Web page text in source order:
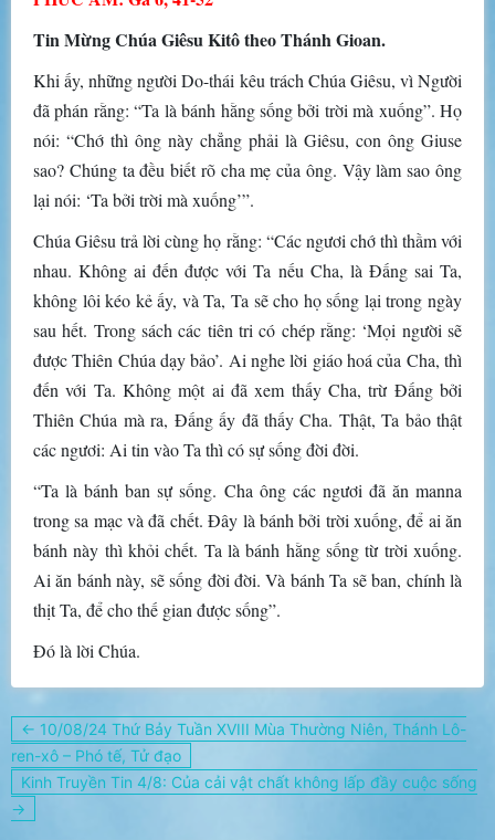
Tin Mừng Chúa Giêsu Kitô theo Thánh Gioan.
Khi ấy, những người Do-thái kêu trách Chúa Giêsu, vì Người
đã phán rằng: “Ta là bánh hằng sống bởi trời mà xuống”. Họ
nói: “Chớ thì ông này chẳng phải là Giêsu, con ông Giuse
sao? Chúng ta đều biết rõ cha mẹ của ông. Vậy làm sao ông
lại nói: ‘Ta bởi trời mà xuống’”.
Chúa Giêsu trả lời cùng họ rằng: “Các ngươi chớ thì thầm với
nhau. Không ai đến được với Ta nếu Cha, là Ðấng sai Ta,
không lôi kéo kẻ ấy, và Ta, Ta sẽ cho họ sống lại trong ngày
sau hết. Trong sách các tiên tri có chép rằng: ‘Mọi người sẽ
được Thiên Chúa dạy bảo’. Ai nghe lời giáo hoá của Cha, thì
đến với Ta. Không một ai đã xem thấy Cha, trừ Ðấng bởi
Thiên Chúa mà ra, Ðấng ấy đã thấy Cha. Thật, Ta bảo thật
các ngươi: Ai tin vào Ta thì có sự sống đời đời.
“Ta là bánh ban sự sống. Cha ông các ngươi đã ăn manna
trong sa mạc và đã chết. Ðây là bánh bởi trời xuống, để ai ăn
bánh này thì khỏi chết. Ta là bánh hằng sống từ trời xuống.
Ai ăn bánh này, sẽ sống đời đời. Và bánh Ta sẽ ban, chính là
thịt Ta, để cho thế gian được sống”.
Ðó là lời Chúa.
Điều
hướng
bài
viết
← 10/08/24 Thứ Bảy Tuần XVIII Mùa Thường Niên, Thánh Lô-
ren-xô – Phó tế, Tử đạo
Kinh Truyền Tin 4/8: Của cải vật chất không lấp đầy cuộc sống
→